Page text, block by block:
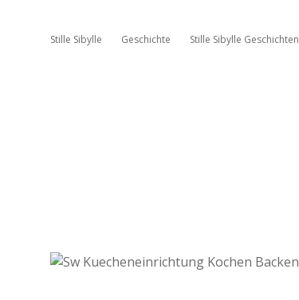
Stille Sibylle Geschichte Stille Sibylle Geschichten